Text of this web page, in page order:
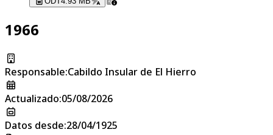
1966
Responsable:Cabildo Insular de El Hierro
Actualizado:05/08/2026
Datos desde:28/04/1925